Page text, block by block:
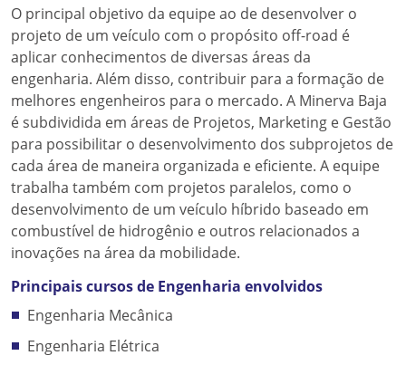
O principal objetivo da equipe ao de desenvolver o
projeto de um veículo com o propósito off-road é
aplicar conhecimentos de diversas áreas da
engenharia. Além disso, contribuir para a formação de
melhores engenheiros para o mercado. A Minerva Baja
é subdividida em áreas de Projetos, Marketing e Gestão
para possibilitar o desenvolvimento dos subprojetos de
cada área de maneira organizada e eficiente. A equipe
trabalha também com projetos paralelos, como o
desenvolvimento de um veículo híbrido baseado em
combustível de hidrogênio e outros relacionados a
inovações na área da mobilidade.
Principais cursos de Engenharia envolvidos
Engenharia Mecânica
Engenharia Elétrica